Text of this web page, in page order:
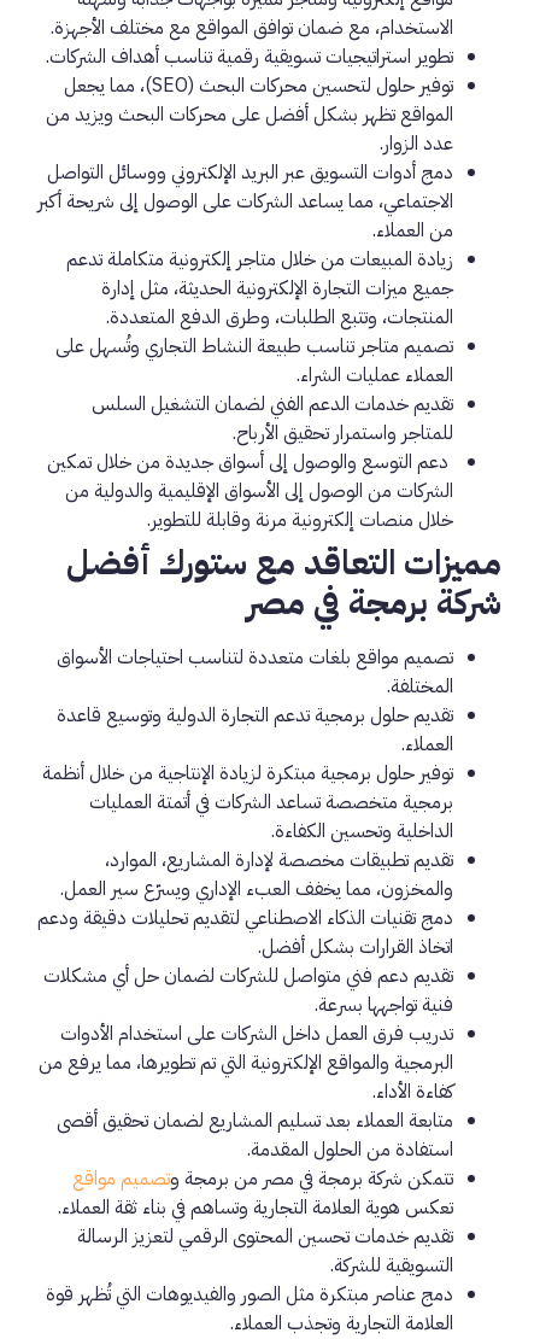
الاستخدام، مع ضمان توافق المواقع مع مختلف الأجهزة.
تطوير استراتيجيات تسويقية رقمية تناسب أهداف الشركات.
توفير حلول لتحسين محركات البحث (SEO)، مما يجعل
المواقع تظهر بشكل أفضل على محركات البحث ويزيد من
عدد الزوار.
دمج أدوات التسويق عبر البريد الإلكتروني ووسائل التواصل
الاجتماعي، مما يساعد الشركات على الوصول إلى شريحة أكبر
من العملاء.
زيادة المبيعات من خلال متاجر إلكترونية متكاملة تدعم
جميع ميزات التجارة الإلكترونية الحديثة، مثل إدارة
المنتجات، وتتبع الطلبات، وطرق الدفع المتعددة.
تصميم متاجر تناسب طبيعة النشاط التجاري وتُسهل على
العملاء عمليات الشراء.
تقديم خدمات الدعم الفني لضمان التشغيل السلس
للمتاجر واستمرار تحقيق الأرباح.
دعم التوسع والوصول إلى أسواق جديدة من خلال تمكين
الشركات من الوصول إلى الأسواق الإقليمية والدولية من
خلال منصات إلكترونية مرنة وقابلة للتطوير.
مميزات التعاقد مع ستورك أفضل
شركة برمجة في مصر
تصميم مواقع بلغات متعددة لتناسب احتياجات الأسواق
المختلفة.
تقديم حلول برمجية تدعم التجارة الدولية وتوسيع قاعدة
العملاء.
توفير حلول برمجية مبتكرة لزيادة الإنتاجية من خلال أنظمة
برمجية متخصصة تساعد الشركات في أتمتة العمليات
الداخلية وتحسين الكفاءة.
تقديم تطبيقات مخصصة لإدارة المشاريع، الموارد،
والمخزون، مما يخفف العبء الإداري ويسرّع سير العمل.
دمج تقنيات الذكاء الاصطناعي لتقديم تحليلات دقيقة ودعم
اتخاذ القرارات بشكل أفضل.
تقديم دعم فني متواصل للشركات لضمان حل أي مشكلات
فنية تواجهها بسرعة.
تدريب فرق العمل داخل الشركات على استخدام الأدوات
البرمجية والمواقع الإلكترونية التي تم تطويرها، مما يرفع من
كفاءة الأداء.
متابعة العملاء بعد تسليم المشاريع لضمان تحقيق أقصى
استفادة من الحلول المقدمة.
تتمكن شركة برمجة في مصر من برمجة وتصميم مواقع
تعكس هوية العلامة التجارية وتساهم في بناء ثقة العملاء.
تقديم خدمات تحسين المحتوى الرقمي لتعزيز الرسالة
التسويقية للشركة.
دمج عناصر مبتكرة مثل الصور والفيديوهات التي تُظهر قوة
العلامة التجارية وتجذب العملاء.